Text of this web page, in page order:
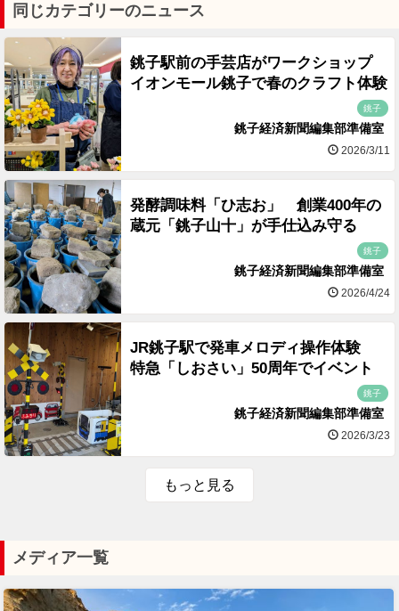
同じカテゴリーのニュース
銚子駅前の手芸店がワークショップ
イオンモール銚子で春のクラフト体験
銚子
銚子経済新聞編集部準備室
2026/3/11
発酵調味料「ひ志お」 創業400年の
蔵元「銚子山十」が手仕込み守る
銚子
銚子経済新聞編集部準備室
2026/4/24
JR銚子駅で発車メロディ操作体験
特急「しおさい」50周年でイベント
銚子
銚子経済新聞編集部準備室
2026/3/23
もっと見る
メディア一覧